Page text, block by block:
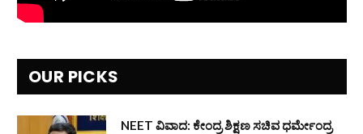
OUR PICKS
NEET ವಿವಾದ: ಕೇಂದ್ರ ಶಿಕ್ಷಣ ಸಚಿವ ಧರ್ಮೇಂದ್ರ